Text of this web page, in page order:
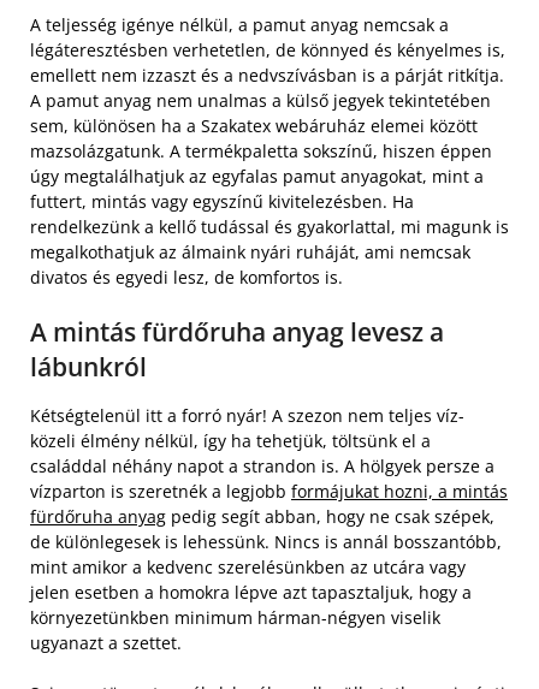
A teljesség igénye nélkül, a pamut anyag nemcsak a
légáteresztésben verhetetlen, de könnyed és kényelmes is,
emellett nem izzaszt és a nedvszívásban is a párját ritkítja.
A pamut anyag nem unalmas a külső jegyek tekintetében
sem, különösen ha a Szakatex webáruház elemei között
mazsolázgatunk. A termékpaletta sokszínű, hiszen éppen
úgy megtalálhatjuk az egyfalas pamut anyagokat, mint a
futtert, mintás vagy egyszínű kivitelezésben. Ha
rendelkezünk a kellő tudással és gyakorlattal, mi magunk is
megalkothatjuk az álmaink nyári ruháját, ami nemcsak
divatos és egyedi lesz, de komfortos is.
A mintás fürdőruha anyag levesz a
lábunkról
Kétségtelenül itt a forró nyár! A szezon nem teljes víz-
közeli élmény nélkül, így ha tehetjük, töltsünk el a
családdal néhány napot a strandon is. A hölgyek persze a
vízparton is szeretnék a legjobb formájukat hozni, a mintás
fürdőruha anyag pedig segít abban, hogy ne csak szépek,
de különlegesek is lehessünk. Nincs is annál bosszantóbb,
mint amikor a kedvenc szerelésünkben az utcára vagy
jelen esetben a homokra lépve azt tapasztaljuk, hogy a
környezetünkben minimum hárman-négyen viselik
ugyanazt a szettet.